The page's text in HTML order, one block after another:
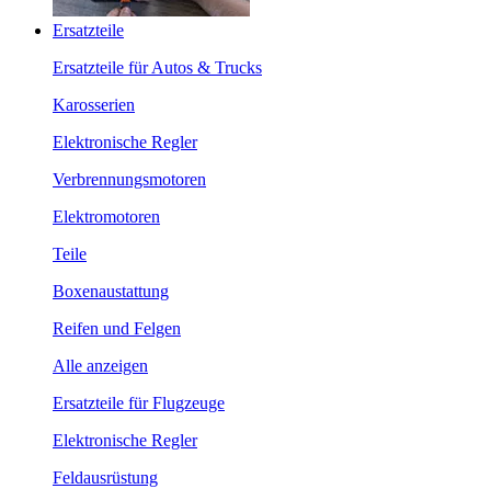
Ersatzteile
Ersatzteile für Autos & Trucks
Karosserien
Elektronische Regler
Verbrennungsmotoren
Elektromotoren
Teile
Boxenaustattung
Reifen und Felgen
Alle anzeigen
Ersatzteile für Flugzeuge
Elektronische Regler
Feldausrüstung